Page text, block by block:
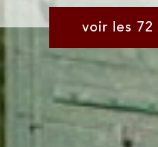
voir les 72